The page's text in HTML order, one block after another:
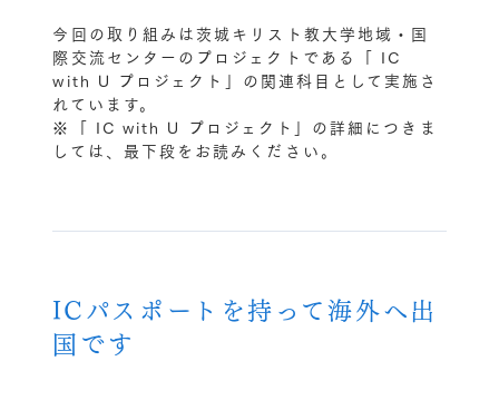
今回の取り組みは茨城キリスト教大学地域・国
際交流センターのプロジェクトである「 IC
with U プロジェクト」の関連科目として実施さ
れています。
※「 IC with U プロジェクト」の詳細につきま
しては、最下段をお読みください。
ICパスポートを持って海外へ出
国です